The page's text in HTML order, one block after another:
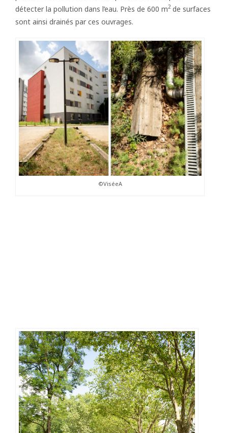
détecter la pollution dans l’eau. Près de 600 m2 de surfaces
sont ainsi drainés par ces ouvrages.
©ViséeA